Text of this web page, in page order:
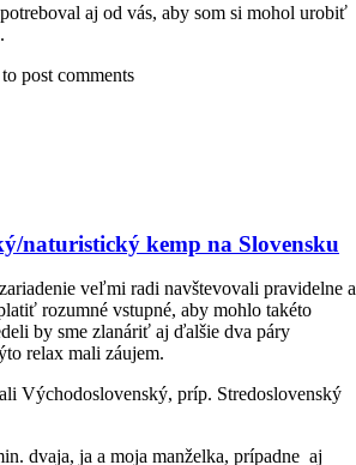
aj od vás, aby som si mohol urobiť
post comments
naturistický kemp na Slovensku
veľmi radi navštevovali pravidelne a
rozumné vstupné, aby mohlo takéto
by sme zlanáriť aj ďalšie dva páry
relax mali záujem.
Východoslovenský, príp. Stredoslovenský
dvaja, ja a moja manželka, prípadne aj